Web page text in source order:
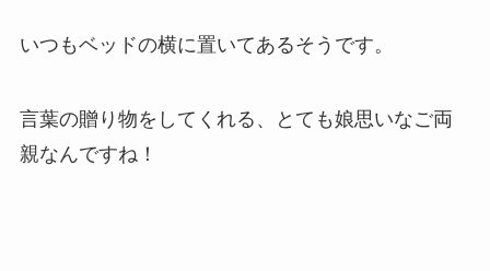
いつもベッドの横に置いてあるそうです。
言葉の贈り物をしてくれる、とても娘思いなご両
親なんですね！